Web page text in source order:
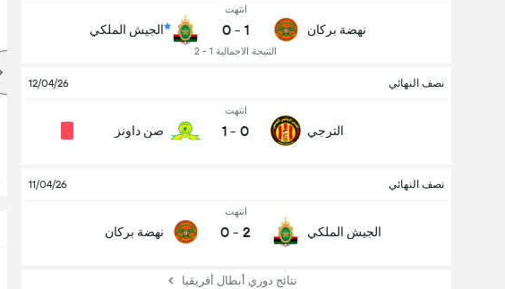
نهضة بركان
انتهت
1
-
0
النتيجة الاجمالية 1 - 2
الجيش الملكي
نصف النهائي 12/04/26
الترجي
انتهت
0
-
1 صن داونز
نصف النهائي 11/04/26
الجيش الملكي
انتهت
2
-
0 نهضة بركان
نتائج دوري أبطال أفريقيا
أكثر